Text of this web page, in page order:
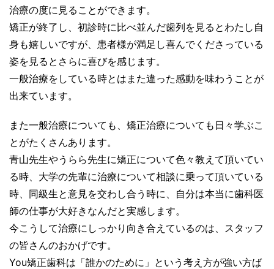
治療の度に見ることができます。
矯正が終了し、初診時に比べ並んだ歯列を見るとわたし自
身も嬉しいですが、患者様が満足し喜んでくださっている
姿を見るとさらに喜びを感じます。
一般治療をしている時とはまた違った感動を味わうことが
出来ています。
また一般治療についても、矯正治療についても日々学ぶこ
とがたくさんあります。
青山先生やうらら先生に矯正について色々教えて頂いてい
る時、大学の先輩に治療について相談に乗って頂いている
時、同級生と意見を交わし合う時に、自分は本当に歯科医
師の仕事が大好きなんだと実感します。
今こうして治療にしっかり向き合えているのは、スタッフ
の皆さんのおかげです。
You矯正歯科は「誰かのために」という考え方が強い方ば